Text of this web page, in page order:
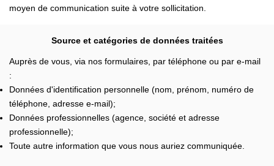
moyen de communication suite à votre sollicitation.
Source et catégories de données traitées
Auprès de vous, via nos formulaires, par téléphone ou par e-mail
:
Données d'identification personnelle (nom, prénom, numéro de
téléphone, adresse e-mail);
Données professionnelles (agence, société et adresse
professionnelle);
Toute autre information que vous nous auriez communiquée.